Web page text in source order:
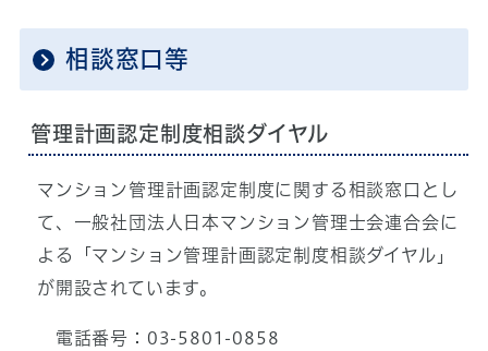
相談窓口等
管理計画認定制度相談ダイヤル
マンション管理計画認定制度に関する相談窓口とし
て、一般社団法人日本マンション管理士会連合会に
よる「マンション管理計画認定制度相談ダイヤル」
が開設されています。
電話番号：03-5801-0858